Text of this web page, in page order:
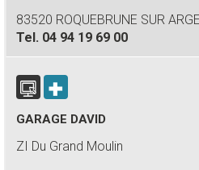
83520 ROQUEBRUNE SUR
Tel. 04 94 19 69 00
GARAGE DAVID
ZI Du Grand Moulin